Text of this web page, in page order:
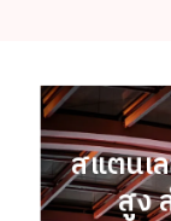
สแตนเล
สูง ส